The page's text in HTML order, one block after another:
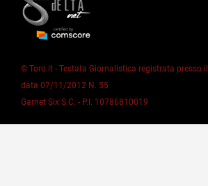
© Toro.it - Testata Giornalistica registrata presso
data 07/11/2012 N. 55
Garnet Six S.C. - P.I. 10786810019